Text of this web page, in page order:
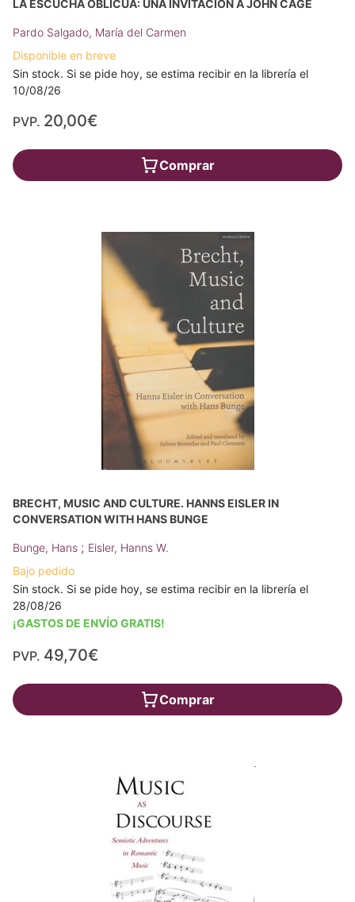
LA ESCUCHA OBLICUA: UNA INVITACIÓN A JOHN CAGE
Pardo Salgado, María del Carmen
Disponible en breve
Sin stock. Si se pide hoy, se estima recibir en la librería el
10/08/26
PVP. 20,00€
Comprar
BRECHT, MUSIC AND CULTURE. HANNS EISLER IN
CONVERSATION WITH HANS BUNGE
Bunge, Hans ; Eisler, Hanns W.
Bajo pedido
Sin stock. Si se pide hoy, se estima recibir en la librería el
28/08/26
¡GASTOS DE ENVÍO GRATIS!
PVP. 49,70€
Comprar